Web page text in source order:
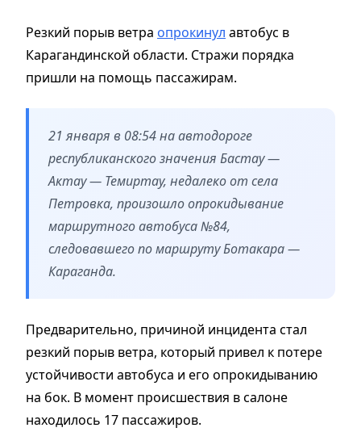
Резкий порыв ветра опрокинул автобус в
Карагандинской области. Стражи порядка
пришли на помощь пассажирам.
21 января в 08:54 на автодороге
республиканского значения Бастау —
Актау — Темиртау, недалеко от села
Петровка, произошло опрокидывание
маршрутного автобуса №84,
следовавшего по маршруту Ботакара —
Караганда.
Предварительно, причиной инцидента стал
резкий порыв ветра, который привел к потере
устойчивости автобуса и его опрокидыванию
на бок. В момент происшествия в салоне
находилось 17 пассажиров.